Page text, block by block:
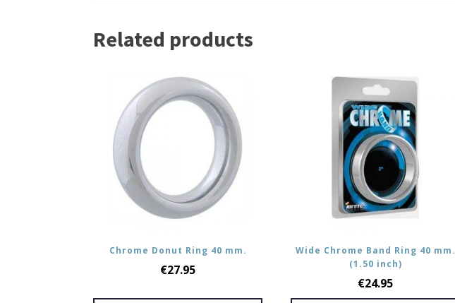
Related products
Chrome Donut Ring 40 mm.
€27.95
Wide Chrome Band Ring 40 mm.
(1.50 inch)
€24.95